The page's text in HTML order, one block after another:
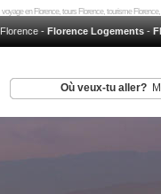
en Florence, tours Florence, tourisme
Florence - Florence Logements -
Où veux-tu aller?